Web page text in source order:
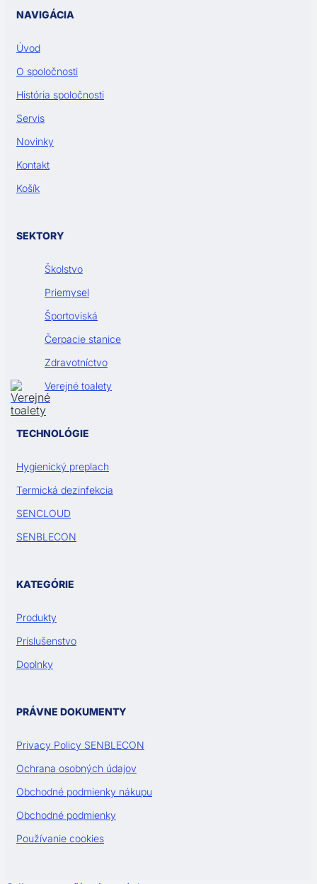
NAVIGÁCIA
Úvod
O spoločnosti
História spoločnosti
Servis
Novinky
Kontakt
Košík
SEKTORY
Školstvo
Priemysel
Športoviská
Čerpacie stanice
Zdravotníctvo
Verejné toalety
TECHNOLÓGIE
Hygienický preplach
Termická dezinfekcia
SENCLOUD
SENBLECON
KATEGÓRIE
Produkty
Príslušenstvo
Doplnky
PRÁVNE DOKUMENTY
Privacy Policy SENBLECON
Ochrana osobných údajov
Obchodné podmienky nákupu
Obchodné podmienky
Používanie cookies